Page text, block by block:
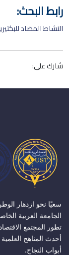
رابط البحث:
النشاط المضاد
شارك على:
سعيًا نحو ازدهار
الجامعة العربية
تطور المجتمع
أحدث المناهج العلمية
أبواب النجاح.